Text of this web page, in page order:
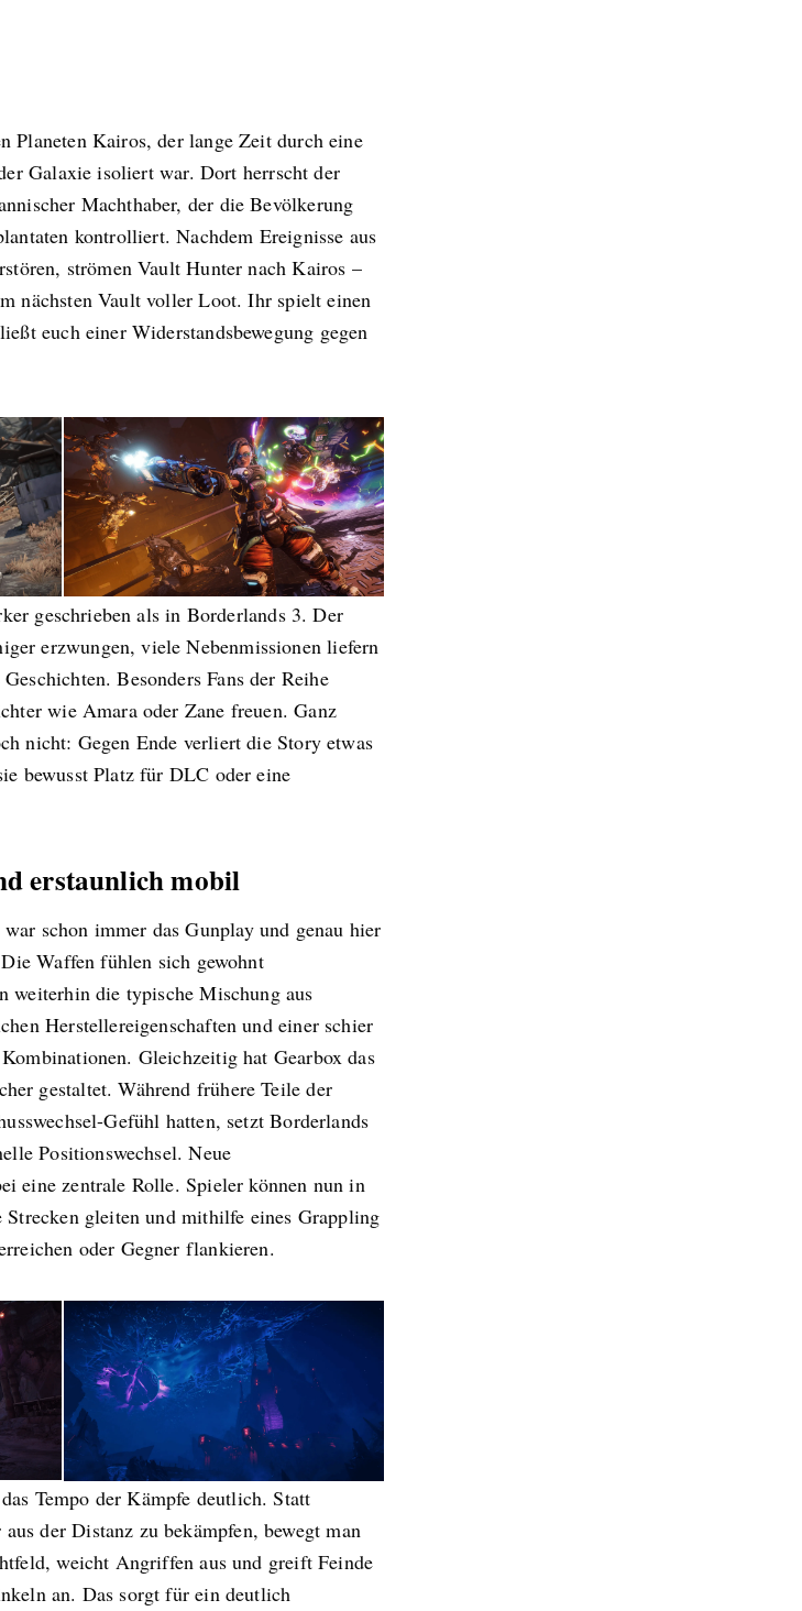
Planeten Kairos, der lange Zeit durch eine
Galaxie isoliert war. Dort herrscht der
Machthaber, der die Bevölkerung
kontrolliert. Nachdem Ereignisse aus
strömen Vault Hunter nach Kairos –
nächsten Vault voller Loot. Ihr spielt einen
euch einer Widerstandsbewegung gegen
geschrieben als in Borderlands 3. Der
erzwungen, viele Nebenmissionen liefern
Besonders Fans der Reihe
wie Amara oder Zane freuen. Ganz
nicht: Gegen Ende verliert die Story etwas
bewusst Platz für DLC oder eine
erstaunlich mobil
schon immer das Gunplay und genau hier
Waffen fühlen sich gewohnt
weiterhin die typische Mischung aus
Herstellereigenschaften und einer schier
Gleichzeitig hat Gearbox das
gestaltet. Während frühere Teile der
Gefühl hatten, setzt Borderlands
Positionswechsel. Neue
eine zentrale Rolle. Spieler können nun in
Strecken gleiten und mithilfe eines Grappling
oder Gegner flankieren.
Tempo der Kämpfe deutlich. Statt
der Distanz zu bekämpfen, bewegt man
weicht Angriffen aus und greift Feinde
an. Das sorgt für ein deutlich